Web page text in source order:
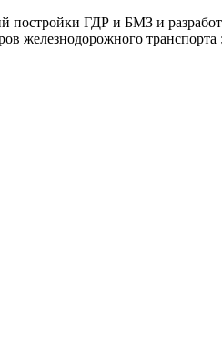
постройки ГДР и БМЗ и
железнодорожного